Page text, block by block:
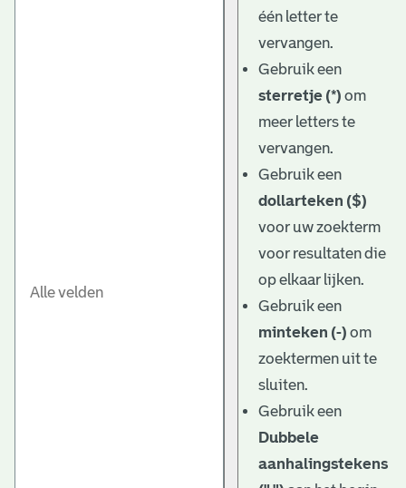
één letter te
vervangen.
Gebruik een
sterretje (*) om
meer letters te
vervangen.
Gebruik een
dollarteken ($)
voor uw zoekterm
voor resultaten die
op elkaar lijken.
Gebruik een
minteken (-) om
zoektermen uit te
sluiten.
Gebruik een
Dubbele
aanhalingstekens